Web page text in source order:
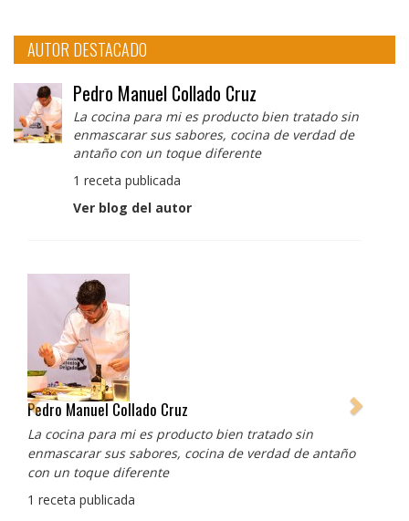
AUTOR DESTACADO
Pedro Manuel Collado Cruz
La cocina para mi es producto bien tratado sin
enmascarar sus sabores, cocina de verdad de
antaño con un toque diferente
1 receta publicada
Ver blog del autor
Albert Adrià
Redes sociales:
https://www.instagram.com/enigma_albertadria/
https://www.instagram.com/albertadriaprojects/
3 recetas publicadas